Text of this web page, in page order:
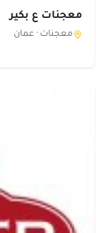
معجنات ع بكير
معجنات · عمان